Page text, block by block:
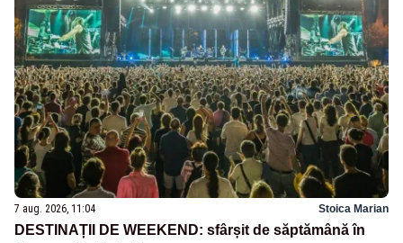
7 aug. 2026, 11:04 Stoica Marian
DESTINAȚII DE WEEKEND: sfârșit de săptămână în